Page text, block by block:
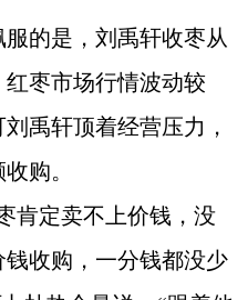
的是，刘禹轩收枣从
红枣市场行情波动较
禹轩顶着经营压力，
购。
肯定卖不上价钱，没
收购，一分钱都没少